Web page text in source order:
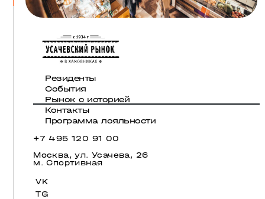
Резиденты
События
Рынок с историей
Контакты
Программа лояльности
+7 495 120 91 00
Москва, ул. Усачева, 26
м. Спортивная
VK
TG